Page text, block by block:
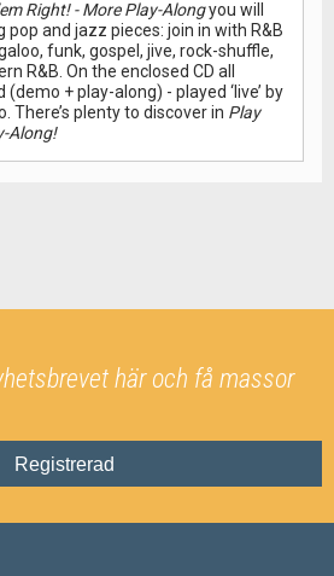
Right! - More Play-Alongyou will
and jazz pieces: join in with R&B
funk, gospel, jive, rock-shuffle,
R&B. On the enclosed CD all
+ play-along) - played ‘live’ by
There’s plenty to discover in Play
Along!
här och få massor
Registrerad